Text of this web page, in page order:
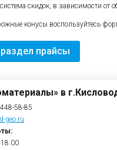
скидок, в зависимости от
конусы воспользуйтесь
прайсы
в
58-85
geo.ru
18.00